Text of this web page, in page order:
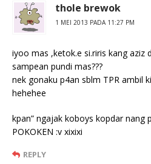
thole brewok
1 MEI 2013 PADA 11:27 PM
iyoo mas ,ketok.e si.riris kang aziz
sampean pundi mas???
nek gonaku p4an sblm TPR ambil
hehehee
kpan” ngajak koboys kopdar nang
POKOKEN :v xixixi
REPLY